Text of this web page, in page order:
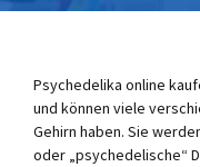
Psychedelika online
und können viele
Gehirn haben. Sie
oder „psychedelische“